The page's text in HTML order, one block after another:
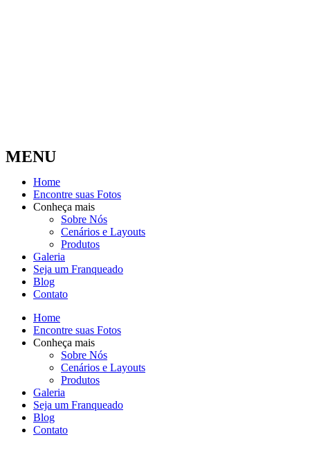
MENU
Home
Encontre suas Fotos
Conheça mais
Sobre Nós
Cenários e Layouts
Produtos
Galeria
Seja um Franqueado
Blog
Contato
Home
Encontre suas Fotos
Conheça mais
Sobre Nós
Cenários e Layouts
Produtos
Galeria
Seja um Franqueado
Blog
Contato